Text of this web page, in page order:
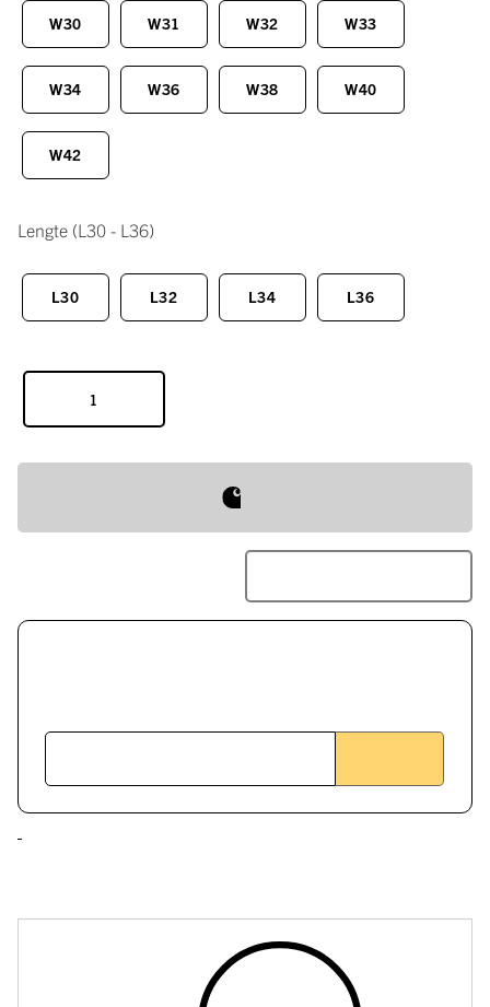
W30 W31 W32 W33
W34 W36 W38 W40
W42
Lengte (L30 - L36)
L30 L32 L34 L36